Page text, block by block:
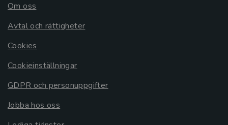
Om oss
Avtal och rättigheter
Cookies
Cookieinställningar
GDPR och personuppgifter
Jobba hos oss